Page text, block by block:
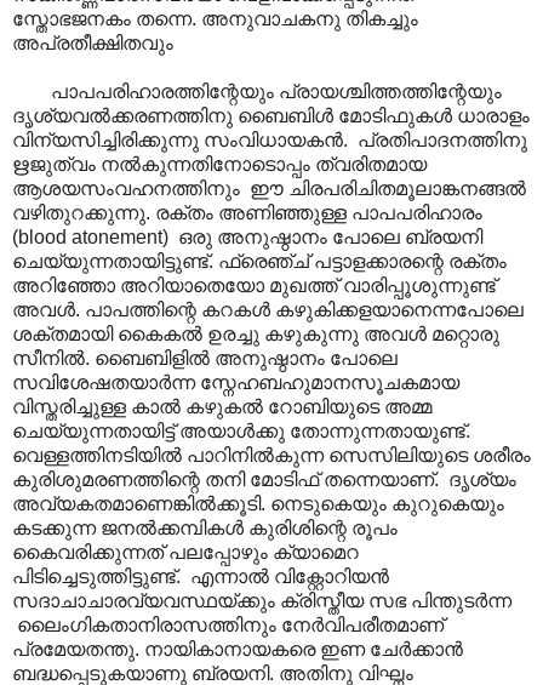
സ്തോഭജനകം തന്നെ. അനുവാചകനു തികച്ചും
അപ്രതീക്ഷിതവും
പാപപരിഹാരത്തിന്റേയും പ്രായശ്ചിത്തത്തിന്റേയും
ദൃശ്യവൽക്കരണത്തിനു ബൈബിൾ മോടിഫുകൾ ധാരാളം
വിന്യസിച്ചിരിക്കുന്നു സംവിധായകൻ. പ്രതിപാദനത്തിനു
ഋജുത്വം നൽകുന്നതിനോടൊപ്പം ത്വരിതമായ
ആശയസംവഹനത്തിനും ഈ ചിരപരിചിതമൂലാങ്കനങ്ങൽ
വഴിതുറക്കുന്നു. രക്തം അണിഞ്ഞുള്ള പാപപരിഹാരം
(blood atonement) ഒരു അനുഷ്ഠാനം പോലെ ബ്രയനി
ചെയ്യുന്നതായിട്ടുണ്ട്. ഫ്രെഞ്ച് പട്ടാളക്കാരന്റെ രക്തം
അറിഞ്ഞോ അറിയാതെയോ മുഖത്ത് വാരിപ്പൂശുന്നുണ്ട്
അവൾ. പാ‍പത്തിന്റെ കറകൾ കഴുകിക്കളയാനെന്നപോലെ
ശക്തമായി കൈകൽ ഉരച്ചു കഴുകുന്നു അവൾ മറ്റൊരു
സീനിൽ. ബൈബിളിൽ അനുഷ്ഠാനം പോലെ
സവിശേഷതയാർന്ന സ്നേഹബഹുമാനസൂചകമായ
വിസ്തരിച്ചുള്ള കാൽ കഴുകൽ റോബിയുടെ അമ്മ
ചെയ്യുന്നതായിട്ട് അയാൾക്കു തോന്നുന്നതായുണ്ട്.
വെള്ളത്തിനടിയിൽ പാറിനിൽകുന്ന സെസിലിയുടെ ശരീരം
കുരിശുമരണത്തിന്റെ തനി മോടിഫ് തന്നെയാണ്. ദൃശ്യം
അവ്യകതമാണെങ്കിൽക്കൂടി. നെടുകെയും കുറുകെയും
കടക്കുന്ന ജനൽക്കമ്പികൾ കുരിശിന്റെ രൂപം
കൈവരിക്കുന്നത് പലപ്പോഴും ക്യാമെറ
പിടിച്ചെടുത്തിട്ടുണ്ട്. എന്നാൽ വിക്റ്റോറിയൻ
സദാചാചാരവ്യവസ്ഥയ്ക്കും ക്രിസ്തീയ സഭ പിന്തുടർന്ന
ലൈംഗികതാനിരാസത്തിനും നേർവിപരീതമാണ്
പ്രമേയതന്തു. നായികാനായകരെ ഇണ ചേർക്കാൻ
ബദ്ധപ്പെടുകയാണു ബ്രയനി. അതിനു വിഘ്നം